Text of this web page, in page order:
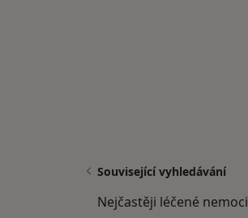
Související vyhledávání
Nejčastěji léčené nemoci